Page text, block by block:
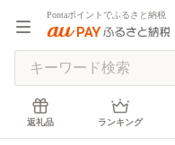
Pontaポイントでふるさと納税
返礼品 ランキング